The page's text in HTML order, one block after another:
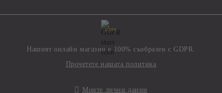
GDPR
Нашият онлайн магазин е 100% съобразен с GDPR.
Прочетете нашата политика
Моите лични данни